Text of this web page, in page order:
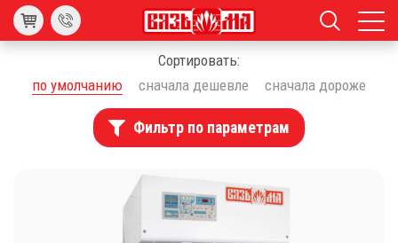
Сортировать:
по умолчанию
сначала дешевле сначала дороже
Фильтр по параметрам